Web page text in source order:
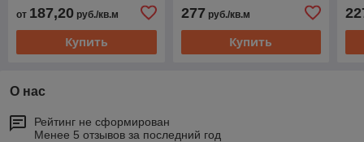
от 187,20 руб./кв.м
Купить
277 руб./кв.м
Купить
О нас
Рейтинг не сформирован
Менее 5 отзывов за последний год